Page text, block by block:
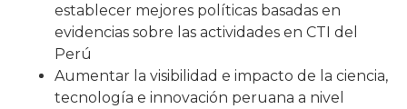
establecer mejores políticas basadas en
evidencias sobre las actividades en CTI del
Perú
Aumentar la visibilidad e impacto de la ciencia,
tecnología e innovación peruana a nivel